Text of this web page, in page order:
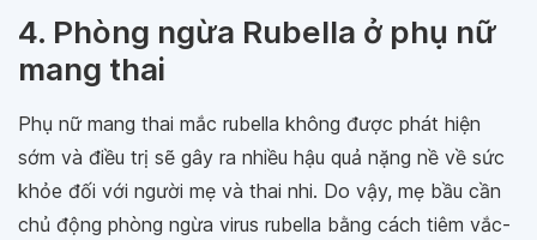
4. Phòng ngừa Rubella ở phụ nữ
mang thai
Phụ nữ mang thai mắc rubella không được phát hiện
sớm và điều trị sẽ gây ra nhiều hậu quả nặng nề về sức
khỏe đối với người mẹ và thai nhi. Do vậy, mẹ bầu cần
chủ động phòng ngừa virus rubella bằng cách tiêm vắc-